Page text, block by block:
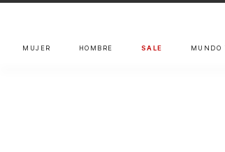
MUJER HOMBRE SALE MUNDO